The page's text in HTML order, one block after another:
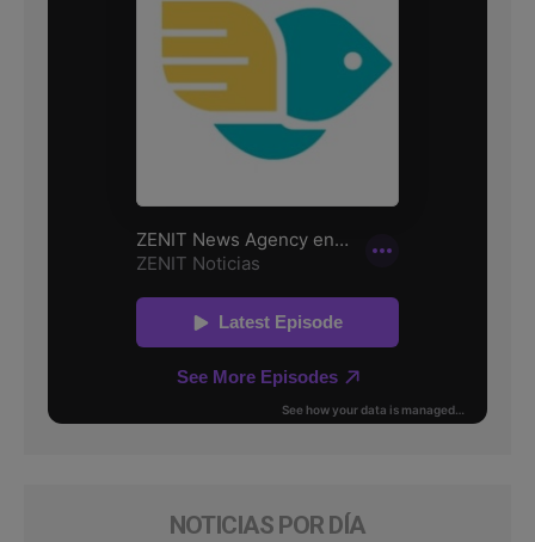
NOTICIAS POR DÍA